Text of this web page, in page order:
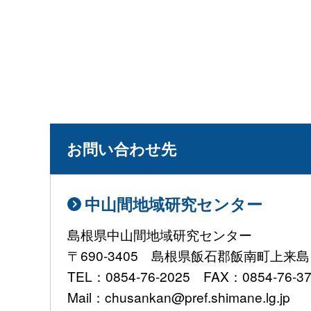
お問い合わせ先
中山間地域研究センター
島根県中山間地域研究センター
〒690-3405 島根県飯石郡飯南町上来
TEL：0854-76-2025 FAX：0854-76-
Mail：chusankan@pref.shimane.lg.jp